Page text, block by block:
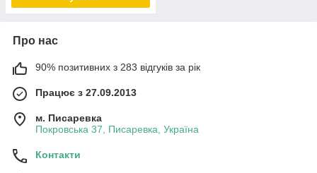
Про нас
90% позитивних з 283 відгуків за рік
Працює з 27.09.2013
м. Писаревка
Покровська 37, Писаревка, Україна
Контакти